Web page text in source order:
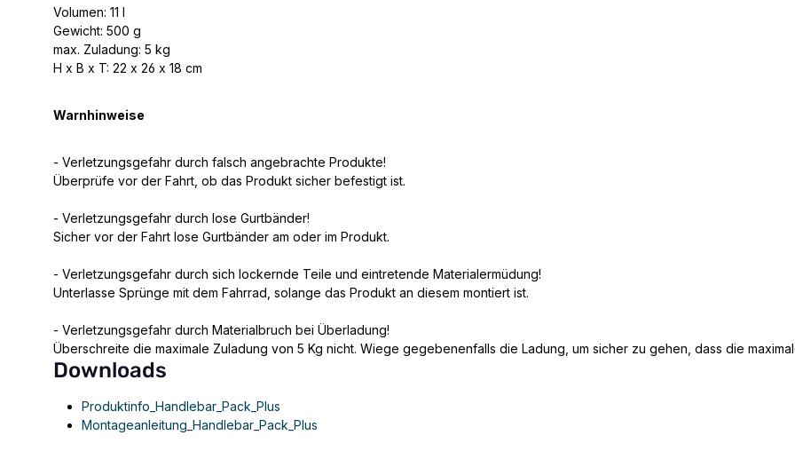
Volumen: 11 l
Gewicht: 500 g
max. Zuladung: 5 kg
H x B x T: 22 x 26 x 18 cm
Warnhinweise
- Verletzungsgefahr durch falsch angebrachte Produkte!
Überprüfe vor der Fahrt, ob das Produkt sicher befestigt ist.
- Verletzungsgefahr durch lose Gurtbänder!
Sicher vor der Fahrt lose Gurtbänder am oder im Produkt.
- Verletzungsgefahr durch sich lockernde Teile und eintretende Materialermüdung!
Unterlasse Sprünge mit dem Fahrrad, solange das Produkt an diesem montiert ist.
- Verletzungsgefahr durch Materialbruch bei Überladung!
Überschreite die maximale Zuladung von 5 Kg nicht. Wiege gegebenenfalls die Ladung, um sicher zu gehen, dass die
Downloads
Produktinfo_Handlebar_Pack_Plus
Montageanleitung_Handlebar_Pack_Plus